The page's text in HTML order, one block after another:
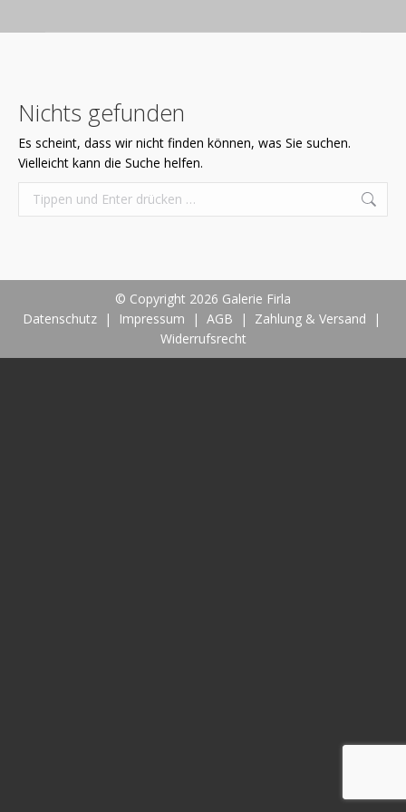
Nichts gefunden
Es scheint, dass wir nicht finden können, was Sie suchen.
Vielleicht kann die Suche helfen.
Search:
© Copyright 2026 Galerie Firla
Datenschutz| Impressum | AGB | Zahlung & Versand |
Widerrufsrecht